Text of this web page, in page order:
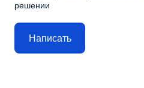
решении
Написать